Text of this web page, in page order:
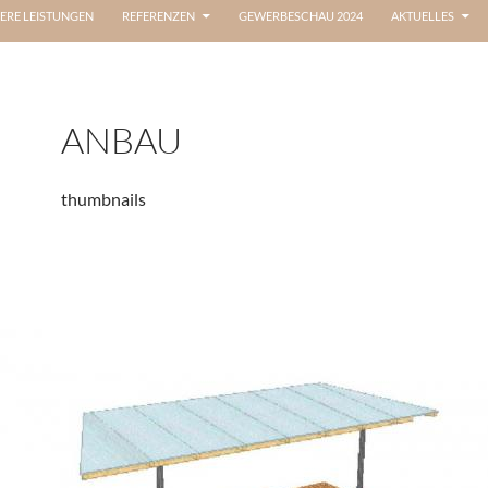
LEISTUNGEN REFERENZEN GEWERBESCHAU 2024 AKTUELLES
ANBAU
thumbnails